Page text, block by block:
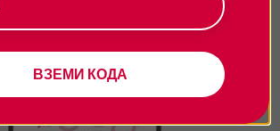
модерно
ВЗЕМИ КОДА